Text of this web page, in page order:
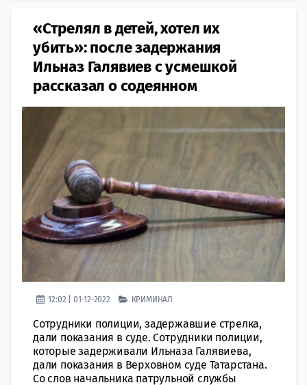
«Стрелял в детей, хотел их
убить»: после задержания
Ильназ Галявиев с усмешкой
рассказал о содеянном
12:02 | 01-12-2022 КРИМИНАЛ
Сотрудники полиции, задержавшие стрелка,
дали показания в суде. Сотрудники полиции,
которые задерживали Ильназа Галявиева,
дали показания в Верховном суде Татарстана.
Со слов начальника патрульной службы